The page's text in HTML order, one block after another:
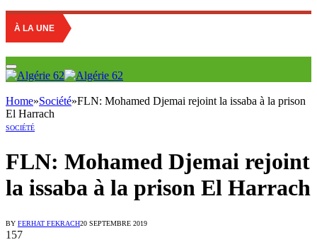
À LA UNE
Home»Société»FLN: Mohamed Djemai rejoint la issaba à la prison
El Harrach
SOCIÉTÉ
FLN: Mohamed Djemai rejoint
la issaba à la prison El Harrach
BY FERHAT FEKRACH20 SEPTEMBRE 2019
157